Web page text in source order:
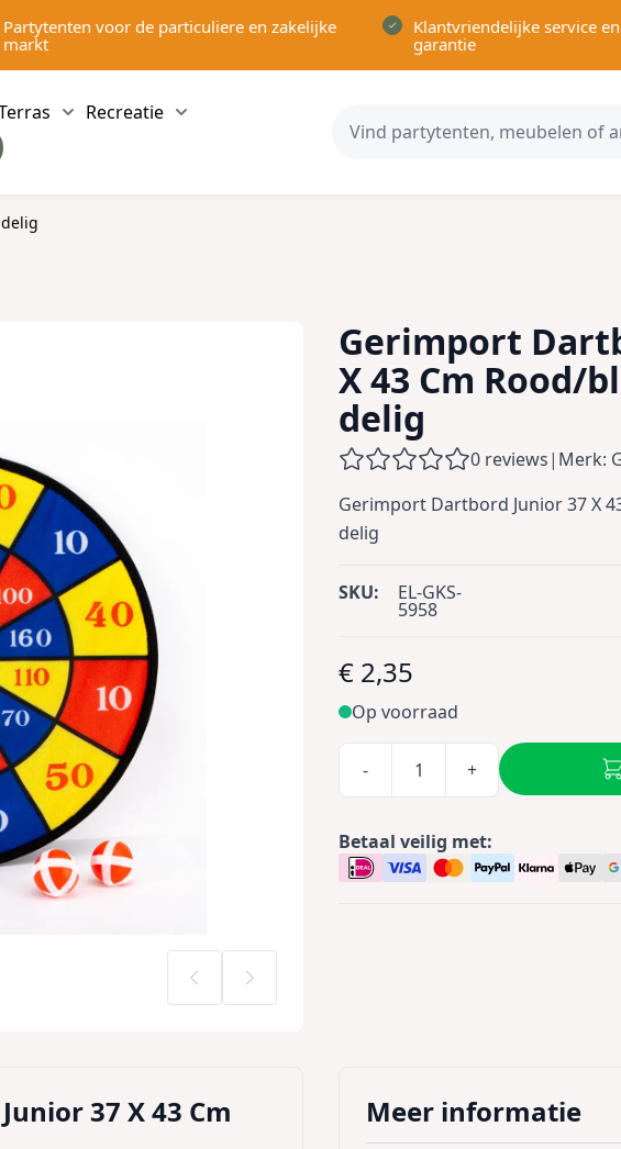
Partytenten voor de particuliere en zakelijke
markt
Klantvriendelijke service en
garantie
for Partytenten category
Show submenu for Tuin en Terras category
Recreatie
Show submenu for Recreatie category
for Voor in Huis category
Gerimport
X 43 Cm Rood/
delig
0 reviews| Merk:
Gerimport Dartbord Junior 37 X
delig
SKU: EL-GKS-
5958
€ 2,35
Op voorraad
- +
Betaal veilig met:
37 X 43 Cm
Meer informatie